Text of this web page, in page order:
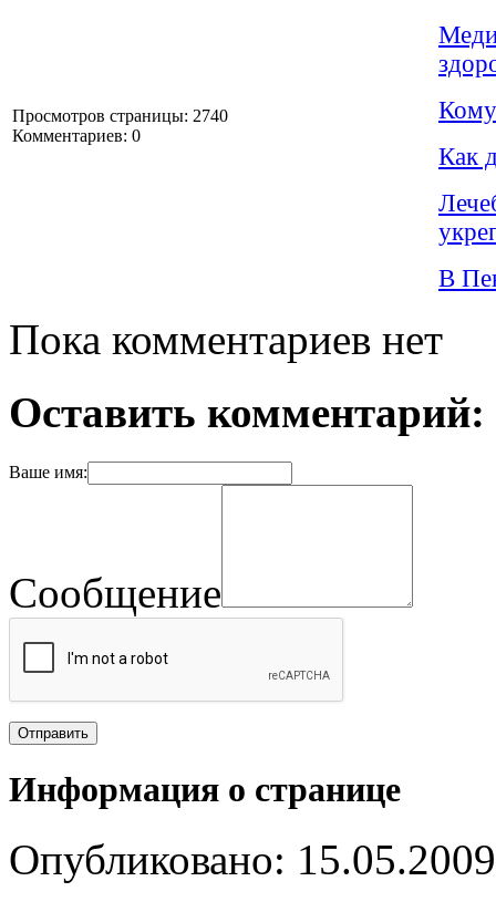
Просмотров страницы: 2740
Комментариев: 0
Кому
Как
В
Пока комментариев нет
Оставить комментарий:
Ваше имя:
Сообщение
Информация о странице
Опубликовано: 15.05.2009